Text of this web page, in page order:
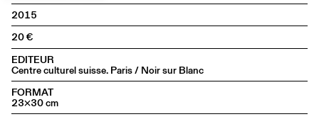
2015
20
EDITEUR
Centre culturel suisse. Paris / Noir sur Blanc
FORMAT
23×30 cm